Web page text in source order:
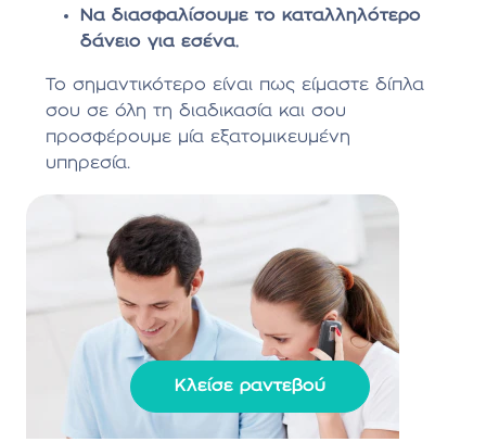
Να διασφαλίσουμε το καταλληλότερο
δάνειο για εσένα.
Το σημαντικότερο είναι πως είμαστε δίπλα
σου σε όλη τη διαδικασία και σου
προσφέρουμε μία εξατομικευμένη
υπηρεσία.
Κλείσε ραντεβού